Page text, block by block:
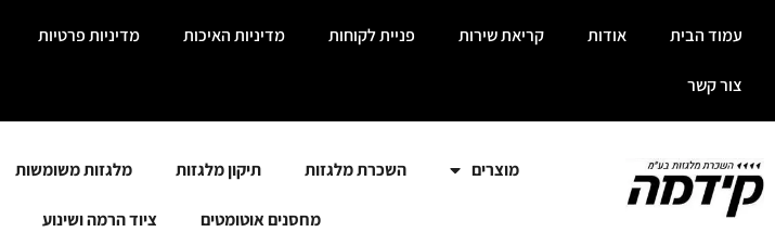
עמוד הבית אודות קריאת שירות פניית לקוחות מדיניות האיכות מדיניות פרטיות
צור קשר
מוצרים השכרת מלגזות תיקון מלגזות מלגזות משומשות
מחסנים אוטומטים ציוד הרמה ושינוע